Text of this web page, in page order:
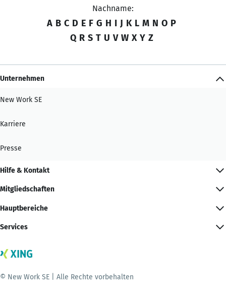
Nachname:
A B C D E F G H I J K L M N O P
Q R S T U V W X Y Z
Unternehmen
New Work SE
Karriere
Presse
Hilfe & Kontakt
Mitgliedschaften
Hauptbereiche
Services
© New Work SE | Alle Rechte vorbehalten